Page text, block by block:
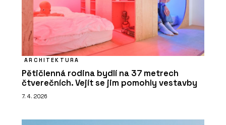
ARCHITEKTURA
Pětičlenná rodina bydlí na 37 metrech
čtverečních. Vejít se jim pomohly vestavby
7. 4. 2026